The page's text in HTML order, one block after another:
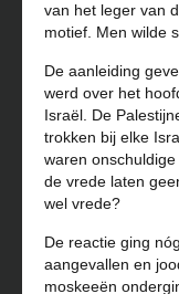
van het leger van
motief. Men wilde
De aanleiding
werd over het
Israël. De
trokken bij elke
waren
de vrede laten
wel vrede?
De reactie ging
aangevallen en
moskeeën